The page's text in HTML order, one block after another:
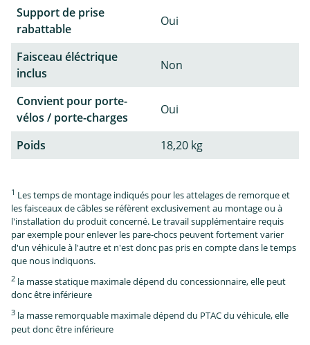
Support de prise
rabattable
Oui
Faisceau éléctrique
inclus
Non
Convient pour porte-
vélos / porte-charges
Oui
Poids 18,20 kg
1 Les temps de montage indiqués pour les attelages de remorque et
les faisceaux de câbles se réfèrent exclusivement au montage ou à
l'installation du produit concerné. Le travail supplémentaire requis
par exemple pour enlever les pare-chocs peuvent fortement varier
d'un véhicule à l'autre et n'est donc pas pris en compte dans le temps
que nous indiquons.
2 la masse statique maximale dépend du concessionnaire, elle peut
donc être inférieure
3 la masse remorquable maximale dépend du PTAC du véhicule, elle
peut donc être inférieure